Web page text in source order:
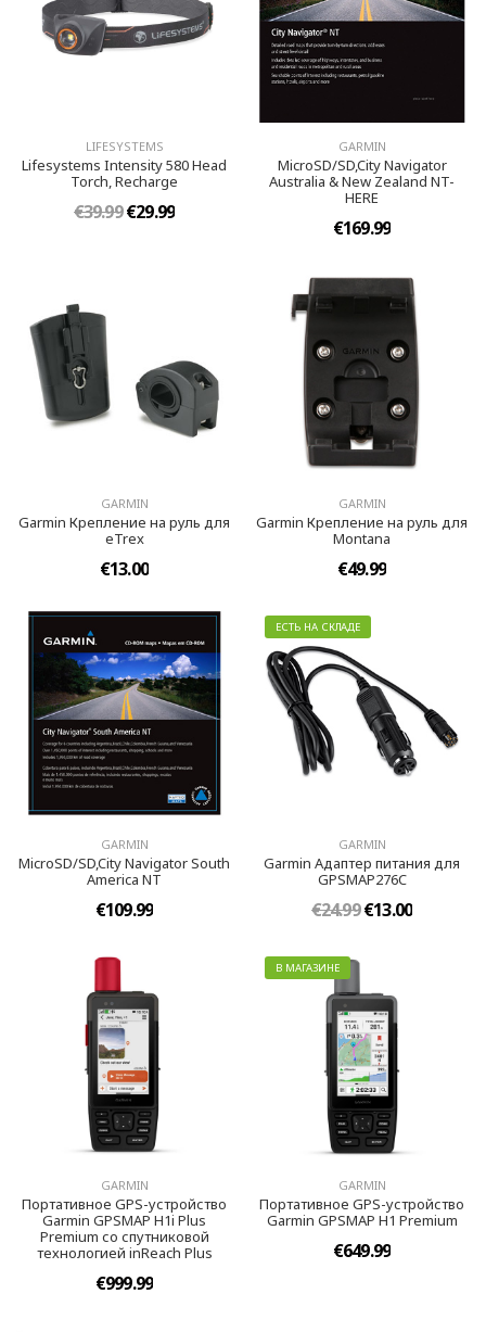
LIFESYSTEMS
Lifesystems Intensity 580 Head
Torch, Recharge
€39.99€29.99
GARMIN
MicroSD/SD,City Navigator
Australia & New Zealand NT-
HERE
€169.99
GARMIN
Garmin Крепление на руль для
eTrex
€13.00
GARMIN
Garmin Крепление на руль для
Montana
€49.99
GARMIN
MicroSD/SD,City Navigator South
America NT
€109.99
ЕСТЬ НА СКЛАДЕ
GARMIN
Garmin Адаптер питания для
GPSMAP276C
€24.99€13.00
GARMIN
Портативное GPS-устройство
Garmin GPSMAP H1i Plus
Premium со спутниковой
технологией inReach Plus
€999.99
В МАГАЗИНЕ
GARMIN
Портативное GPS-устройство
Garmin GPSMAP H1 Premium
€649.99